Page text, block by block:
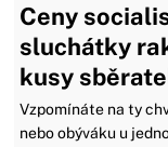
Ceny
sluchátky
kusy
Vzpomínáte na ty
nebo obýváku u